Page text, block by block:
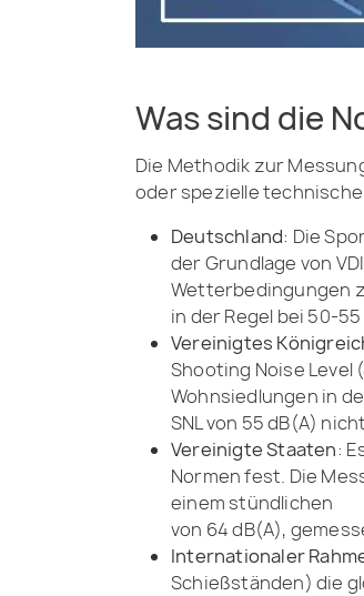
Was sind die
Die Methodik zur
oder spezielle
Deutschland: Die
der Grundlage von
Wetterbedingungen
in der Regel bei 50-
Vereinigtes
Shooting Noise
Wohnsiedlungen in
SNL von 55 dB(A)
Vereinigte Staaten:
Normen fest. Die
einem stündlichen
von 64 dB(A),
Internationaler
Schießständen) die